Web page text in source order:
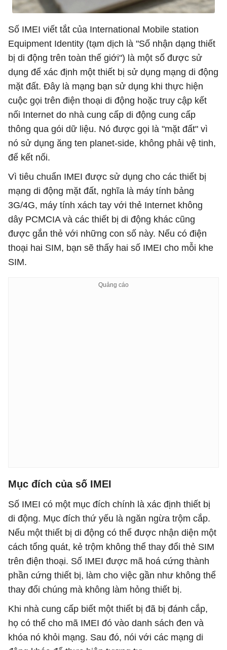
Số IMEI viết tắt của International Mobile station
Equipment Identity (tạm dịch là "Số nhận dạng thiết
bị di động trên toàn thế giới") là một số được sử
dụng để xác định một thiết bị sử dụng mạng di động
mặt đất. Đây là mạng bạn sử dụng khi thực hiện
cuộc gọi trên điện thoại di động hoặc truy cập kết
nối Internet do nhà cung cấp di động cung cấp
thông qua gói dữ liệu. Nó được gọi là "mặt đất" vì
nó sử dụng ăng ten planet-side, không phải vệ tinh,
để kết nối.
Vì tiêu chuẩn IMEI được sử dụng cho các thiết bị
mạng di động mặt đất, nghĩa là máy tính bảng
3G/4G, máy tính xách tay với thẻ Internet không
dây PCMCIA và các thiết bị di động khác cũng
được gắn thẻ với những con số này. Nếu có điện
thoại hai SIM, bạn sẽ thấy hai số IMEI cho mỗi khe
SIM.
Mục đích của số IMEI
Số IMEI có một mục đích chính là xác định thiết bị
di động. Mục đích thứ yếu là ngăn ngừa trộm cắp.
Nếu một thiết bị di động có thể được nhận diện một
cách tổng quát, kẻ trộm không thể thay đổi thẻ SIM
trên điện thoại. Số IMEI được mã hoá cứng thành
phần cứng thiết bị, làm cho việc gần như không thể
thay đổi chúng mà không làm hỏng thiết bị.
Khi nhà cung cấp biết một thiết bị đã bị đánh cắp,
họ có thể cho mã IMEI đó vào danh sách đen và
khóa nó khỏi mạng. Sau đó, nói với các mạng di